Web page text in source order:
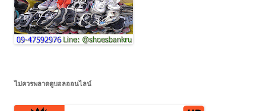
ไม่ควรพลาดดูบอลออนไลน์